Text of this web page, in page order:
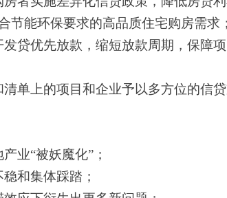
节能环保要求的高品质住宅购房需求；
贷优先放款，缩短放款周期，保障
单上的项目和企业予以多方位的信
业“被妖魔化”；
和集体踩踏；